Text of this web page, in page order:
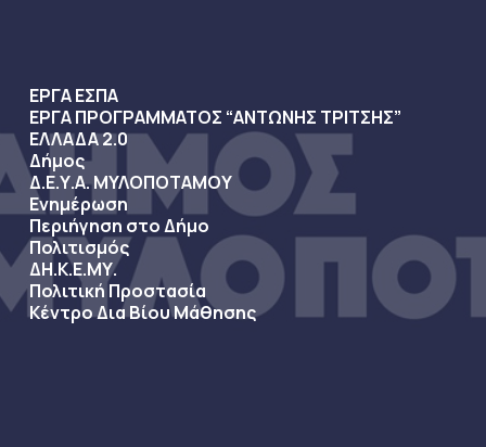
ΕΡΓΑ ΕΣΠΑ
ΕΡΓΑ ΠΡΟΓΡΑΜΜΑΤΟΣ “ΑΝΤΩΝΗΣ ΤΡΙΤΣΗΣ”
ΕΛΛΑΔΑ 2.0
Δήμος
Δ.Ε.Υ.Α. ΜΥΛΟΠΟΤΑΜΟΥ
Ενημέρωση
Περιήγηση στο Δήμο
Πολιτισμός
ΔΗ.Κ.Ε.ΜΥ.
Πολιτική Προστασία
Κέντρο Δια Βίου Μάθησης